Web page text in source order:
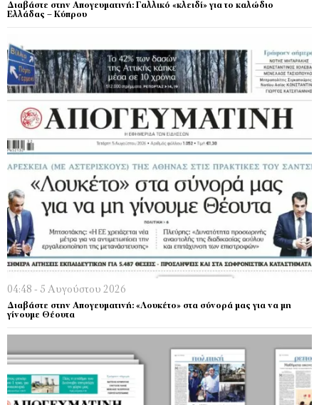
Διαβάστε στην Απογευματινή: Γαλλικό «κλειδί» για το καλώδιο
Ελλάδας – Κύπρου
04:48 - 5 Αυγούστου 2026
Διαβάστε στην Απογευματινή: «Λουκέτο» στα σύνορά μας για να μη
γίνουμε Θέουτα